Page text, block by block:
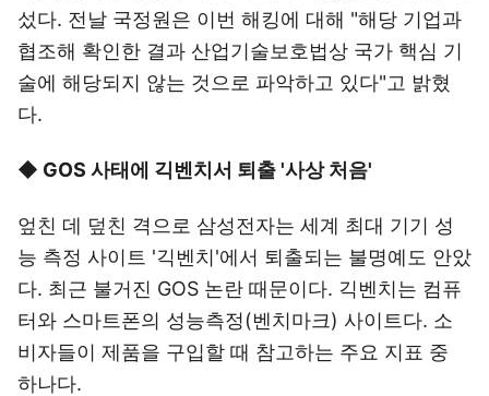
섰다. 전날 국정원은 이번 해킹에 대해 "해당 기업과
협조해 확인한 결과 산업기술보호법상 국가 핵심 기
술에 해당되지 않는 것으로 파악하고 있다"고 밝혔
다.
◆ GOS 사태에 긱벤치서 퇴출 '사상 처음'
엎친 데 덮친 격으로 삼성전자는 세계 최대 기기 성
능 측정 사이트 '긱벤치'에서 퇴출되는 불명예도 안았
다. 최근 불거진 GOS 논란 때문이다. 긱벤치는 컴퓨
터와 스마트폰의 성능측정(벤치마크) 사이트다. 소
비자들이 제품을 구입할 때 참고하는 주요 지표 중
하나다.